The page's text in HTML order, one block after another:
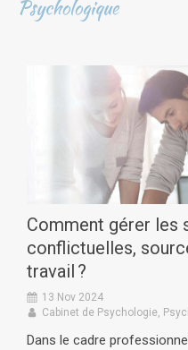
Psychologique
Comment gérer les
conflictuelles,
travail ?
13 Nov 2024
Cabinet de Psychologie,
Dans le cadre